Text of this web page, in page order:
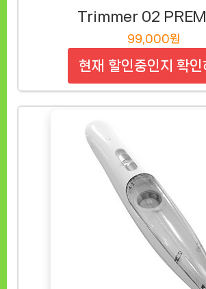
Trimmer 02
99,000원
현재 할인중인지 확인